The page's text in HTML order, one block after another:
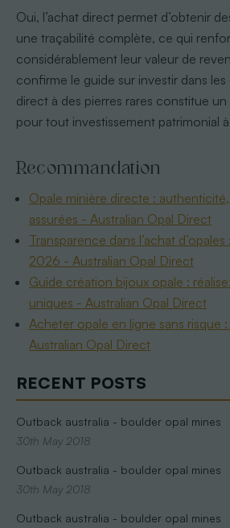
RECENT POSTS
Outback australia - boulder opal mines
30th May 2018
Outback australia - boulder opal mines
30th May 2018
Outback australia - boulder opal mines
Oui, l’achat direct permet d’obtenir
une traçabilité complète, ce qui
considérablement leur valeur de
confirme le guide sur investir dans les
direct à des pierres rares constitue
pour tout investissement patrimonial
Recommandation
Opale minière directe :
assurées - Australian Opal Direct
Transparence dans l’achat
2026 - Australian Opal Direct
Guide création bijoux opale :
uniques - Australian Opal Direct
Acheter opale en ligne sans risque
Australian Opal Direct